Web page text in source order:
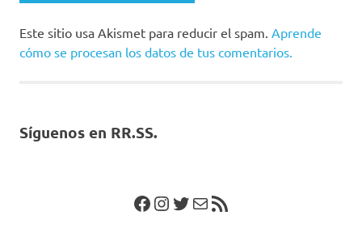
Este sitio usa Akismet para reducir el spam. Aprende
cómo se procesan los datos de tus comentarios.
Síguenos en RR.SS.
Facebook
Instagram
Twitter
Correo electrónico
Feed RSS